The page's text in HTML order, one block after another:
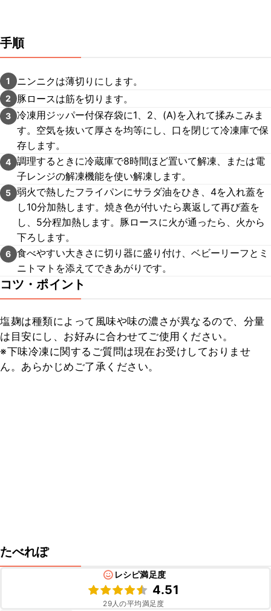
手順
1 ニンニクは薄切りにします。
2 豚ロースは筋を切ります。
3 冷凍用ジッパー付保存袋に1、2、(A)を入れて揉みこみま
す。空気を抜いて厚さを均等にし、口を閉じて冷凍庫で保
存します。
4 調理するときに冷蔵庫で8時間ほど置いて解凍、または電
子レンジの解凍機能を使い解凍します。
5 弱火で熱したフライパンにサラダ油をひき、4を入れ蓋を
し10分加熱します。焼き色が付いたら裏返して再び蓋を
し、5分程加熱します。豚ロースに火が通ったら、火から
下ろします。
6 食べやすい大きさに切り器に盛り付け、ベビーリーフとミ
ニトマトを添えてできあがりです。
コツ・ポイント
塩麹は種類によって風味や味の濃さが異なるので、分量
は目安にし、お好みに合わせてご使用ください。
※下味冷凍に関するご質問は現在お受けしておりませ
ん。あらかじめご了承ください。
たべれぽ
レシピ満足度
4.51
29人の平均満足度